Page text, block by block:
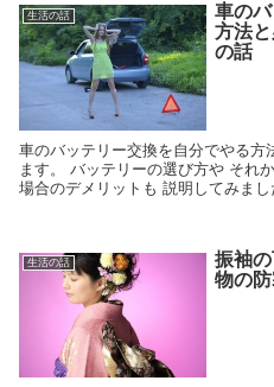
生活の話
車の
方法
の話
車のバッテリー交換を自分でやる方
ます。 バッテリーの選び方や それ
場合のデメリットも 説明してみま
生活の話
振袖
物の